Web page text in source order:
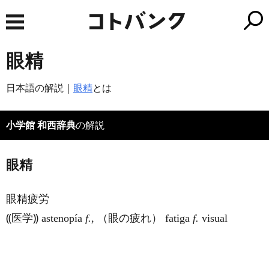
眼精
日本語の解説｜ 眼精とは
小学館 和西辞典の解説
眼精
眼精疲労
⸨医学⸩ astenopía f., （眼の疲れ） fatiga f. visual